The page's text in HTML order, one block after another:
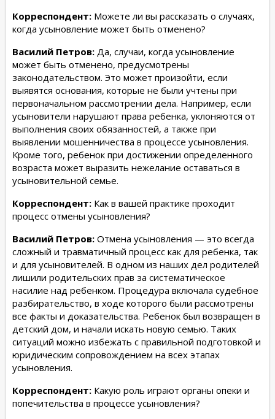
Корреспондент: Можете ли вы рассказать о случаях,
когда усыновление может быть отменено?
Василий Петров: Да, случаи, когда усыновление
может быть отменено, предусмотрены
законодательством. Это может произойти, если
выявятся основания, которые не были учтены при
первоначальном рассмотрении дела. Например, если
усыновители нарушают права ребенка, уклоняются от
выполнения своих обязанностей, а также при
выявлении мошенничества в процессе усыновления.
Кроме того, ребенок при достижении определенного
возраста может выразить нежелание оставаться в
усыновительной семье.
Корреспондент: Как в вашей практике проходит
процесс отмены усыновления?
Василий Петров: Отмена усыновления — это всегда
сложный и травматичный процесс как для ребенка, так
и для усыновителей. В одном из наших дел родителей
лишили родительских прав за систематическое
насилие над ребенком. Процедура включала судебное
разбирательство, в ходе которого были рассмотрены
все факты и доказательства. Ребенок был возвращен в
детский дом, и начали искать новую семью. Таких
ситуаций можно избежать с правильной подготовкой и
юридическим сопровождением на всех этапах
усыновления.
Корреспондент: Какую роль играют органы опеки и
попечительства в процессе усыновления?